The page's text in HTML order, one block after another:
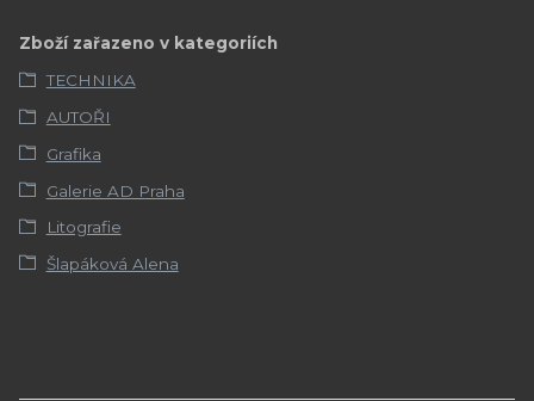
Zboží zařazeno v kategoriích
TECHNIKA
AUTOŘI
Grafika
Galerie AD Praha
Litografie
Šlapáková Alena